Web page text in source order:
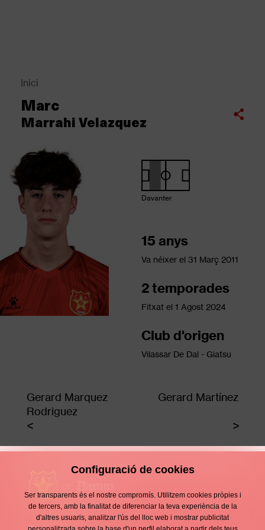
Fil
d'Ariadna
Inici
Marc
Marrahi Velazquez
Compartir
Davanter
15 anys
Va néixer el 31 Març 2011
2 temporades
Fitxat el 1 Agost 2024
Club d'origen
Vilassar De Dal - Giatsu
Gerard Marquez
Rodriguez
Gerard Martínez
Configuració de cookies
Ser transparents és el nostre compromís. Utilitzem cookies pròpies i
de tercers, amb la finalitat de diferenciar la teva experiència de la
d'altres usuaris, analitzar l'ús del lloc web i mostrar publicitat